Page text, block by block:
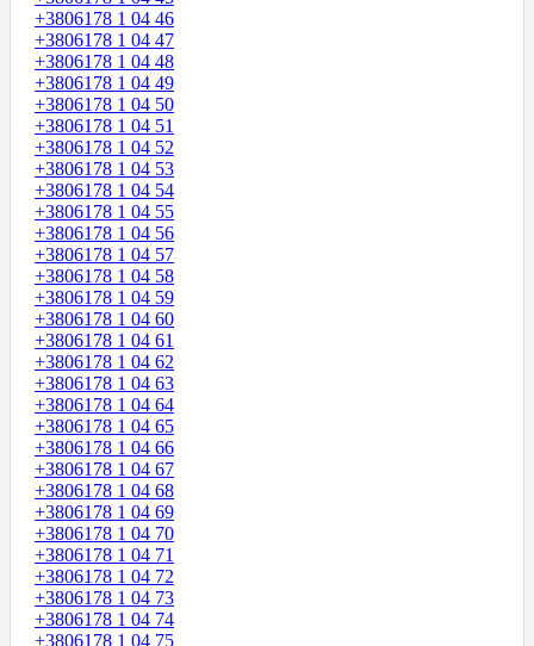
+3806178 1 04 46
+3806178 1 04 47
+3806178 1 04 48
+3806178 1 04 49
+3806178 1 04 50
+3806178 1 04 51
+3806178 1 04 52
+3806178 1 04 53
+3806178 1 04 54
+3806178 1 04 55
+3806178 1 04 56
+3806178 1 04 57
+3806178 1 04 58
+3806178 1 04 59
+3806178 1 04 60
+3806178 1 04 61
+3806178 1 04 62
+3806178 1 04 63
+3806178 1 04 64
+3806178 1 04 65
+3806178 1 04 66
+3806178 1 04 67
+3806178 1 04 68
+3806178 1 04 69
+3806178 1 04 70
+3806178 1 04 71
+3806178 1 04 72
+3806178 1 04 73
+3806178 1 04 74
+3806178 1 04 75